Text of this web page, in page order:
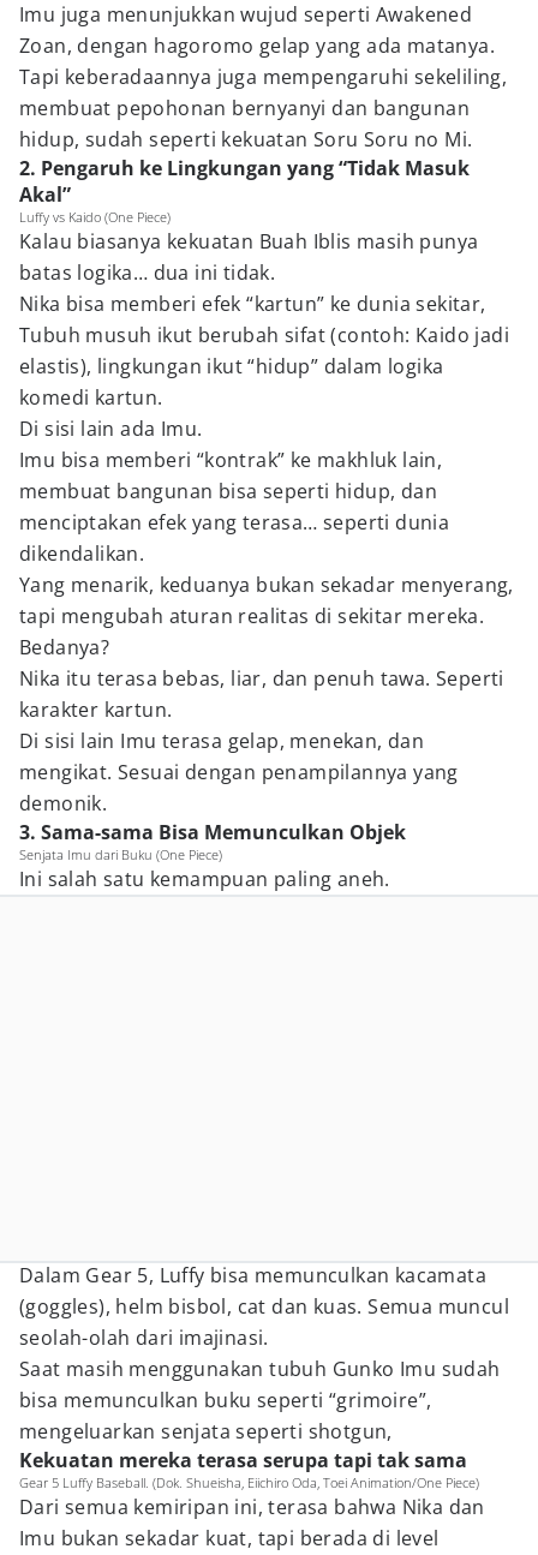
Imu juga menunjukkan wujud seperti Awakened
Zoan, dengan hagoromo gelap yang ada matanya.
Tapi keberadaannya juga mempengaruhi sekeliling,
membuat pepohonan bernyanyi dan bangunan
hidup, sudah seperti kekuatan Soru Soru no Mi.
2. Pengaruh ke Lingkungan yang “Tidak Masuk
Akal”
Luffy vs Kaido (One Piece)
Kalau biasanya kekuatan Buah Iblis masih punya
batas logika… dua ini tidak.
Nika bisa memberi efek “kartun” ke dunia sekitar,
Tubuh musuh ikut berubah sifat (contoh: Kaido jadi
elastis), lingkungan ikut “hidup” dalam logika
komedi kartun.
Di sisi lain ada Imu.
Imu bisa memberi “kontrak” ke makhluk lain,
membuat bangunan bisa seperti hidup, dan
menciptakan efek yang terasa… seperti dunia
dikendalikan.
Yang menarik, keduanya bukan sekadar menyerang,
tapi mengubah aturan realitas di sekitar mereka.
Bedanya?
Nika itu terasa bebas, liar, dan penuh tawa. Seperti
karakter kartun.
Di sisi lain Imu terasa gelap, menekan, dan
mengikat. Sesuai dengan penampilannya yang
demonik.
3. Sama-sama Bisa Memunculkan Objek
Senjata Imu dari Buku (One Piece)
Ini salah satu kemampuan paling aneh.
Dalam Gear 5, Luffy bisa memunculkan kacamata
(goggles), helm bisbol, cat dan kuas. Semua muncul
seolah-olah dari imajinasi.
Saat masih menggunakan tubuh Gunko Imu sudah
bisa memunculkan buku seperti “grimoire”,
mengeluarkan senjata seperti shotgun,
Kekuatan mereka terasa serupa tapi tak sama
Gear 5 Luffy Baseball. (Dok. Shueisha, Eiichiro Oda, Toei Animation/One Piece)
Dari semua kemiripan ini, terasa bahwa Nika dan
Imu bukan sekadar kuat, tapi berada di level